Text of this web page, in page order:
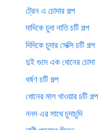
ট্রেন এ চোদার গল্প
দাদিকে চুদা নাতি চটি গল্প
দিদিকে চুদার সেক্সি চটি গল্প
দুই গুদে এক ধোনের চোদা
ধর্ষণ চটি গল্প
ধোনের মাল খাওয়ার চটি গল্প
ননদ এর সাথে চুদাচুদি